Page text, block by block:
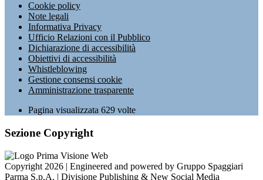
Cookie policy
Note legali
Informativa Privacy
Ufficio Relazioni con il Pubblico
Dichiarazione di accessibilità
Obiettivi di accessibilità
Whistleblowing
Gestione consensi cookie
Amministrazione trasparente
Pagina visualizzata 629 volte
Sezione Copyright
Copyright 2026 | Engineered and powered by Gruppo Spaggiari
Parma S.p.A. | Divisione Publishing & New Social Media